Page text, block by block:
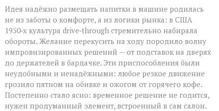
Идея надёжно размещать напитки в машине родилась
не из заботы о комфорте, а из логики рынка: в США
1950‑х культура drive‑through стремительно набирала
обороты. Желание перекусить на ходу породило волну
импровизированных решений — от подставок на дверях
до держателей в бардачке. Эти приспособления были
неудобными и ненадёжными: любое резкое движение
грозило пятном на обивке и ожогом от горячего кофе.
Постепенно стало ясно: временное решение не годится,
нужен продуманный элемент, встроенный в сам салон.